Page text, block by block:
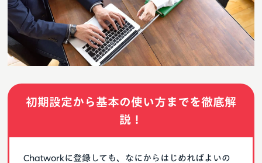
初期設定から基本の使い方までを徹底解
説！
Chatworkに登録しても、なにからはじめればよいの